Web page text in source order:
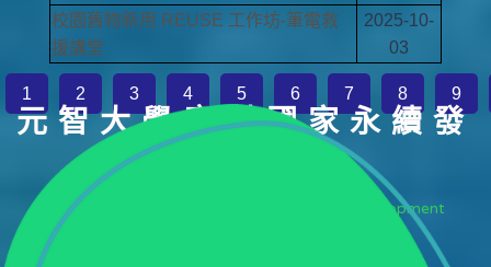
校園舊物新用 REUSE 工作坊-筆電救
援講堂
2025-10-
03
1 2 3 4 5 6 7 8 9
元智大學應對國家永續發
YZU's Response to National Sustainable Development